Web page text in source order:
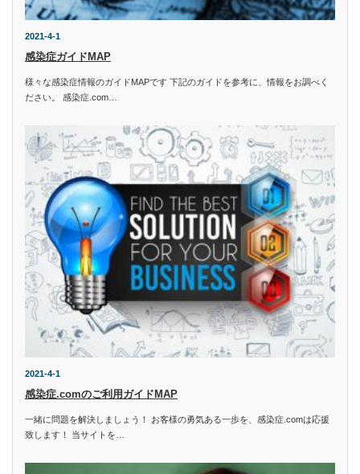
2021-4-1
感染症ガイドMAP
様々な感染症情報のガイドMAPです 下記のガイドを参考に、情報をお調べく
ださい。 感染症.com…
2021-4-1
感染症.comのご利用ガイドMAP
一緒に問題を解決しましょう！ お客様の勇気ある一歩を、感染症.comは応援
致します！ 当サイトを…